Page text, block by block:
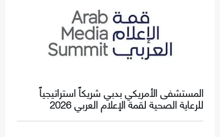
المستشفى الأمريكي بدبي شريكاً استراتيجياً
للرعاية الصحية لقمة الإعلام العربي 2026